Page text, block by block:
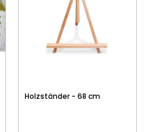
Holzständer - 68 cm